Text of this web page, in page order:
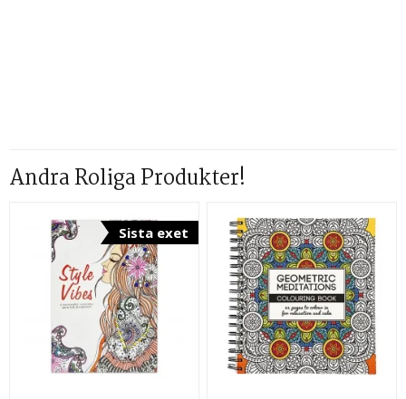
Andra Roliga Produkter!
Sista exet